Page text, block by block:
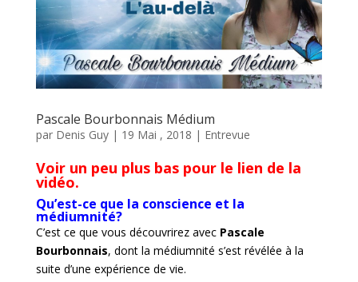
Pascale Bourbonnais Médium
par Denis Guy| 19 Mai , 2018 | Entrevue
Voir un peu plus bas pour le lien de la
vidéo.
Qu’est-ce que la conscience et la
médiumnité?
C’est ce que vous découvrirez avec Pascale
Bourbonnais, dont la médiumnité s’est révélée à la
suite d’une expérience de vie.